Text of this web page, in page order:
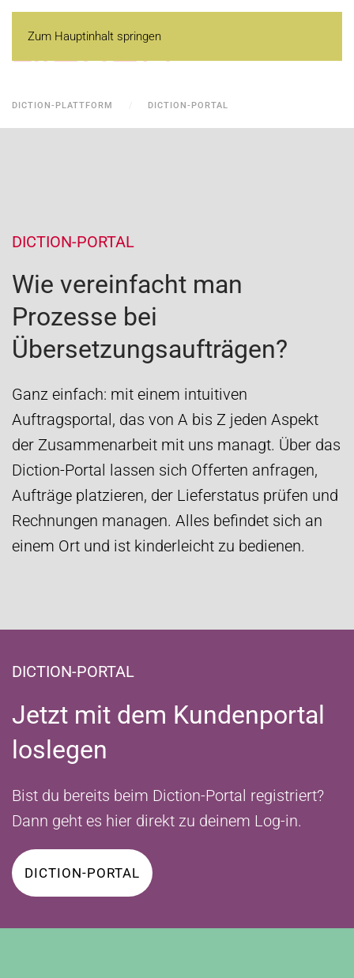
Zum Hauptinhalt springen
DICTION-PLATTFORM DICTION-PORTAL
DICTION-PORTAL
Wie vereinfacht man
Prozesse bei
Übersetzungsaufträgen?
Ganz einfach: mit einem intuitiven
Auftragsportal, das von A bis Z jeden Aspekt
der Zusammenarbeit mit uns managt. Über das
Diction-Portal lassen sich Offerten anfragen,
Aufträge platzieren, der Lieferstatus prüfen und
Rechnungen managen. Alles befindet sich an
einem Ort und ist kinderleicht zu bedienen.
DICTION-PORTAL
Jetzt mit dem Kundenportal
loslegen
Bist du bereits beim Diction-Portal registriert?
Dann geht es hier direkt zu deinem Log-in.
DICTION-PORTAL